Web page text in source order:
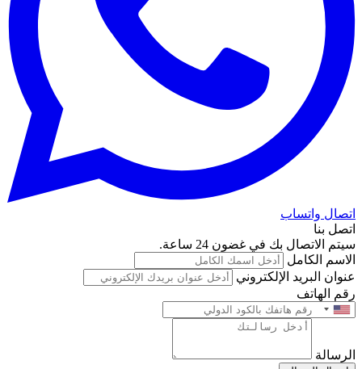
اتصال واتساب
اتصل بنا
سيتم الاتصال بك في غضون 24 ساعة.
الاسم الكامل
عنوان البريد الإلكتروني
رقم الهاتف
الرسالة